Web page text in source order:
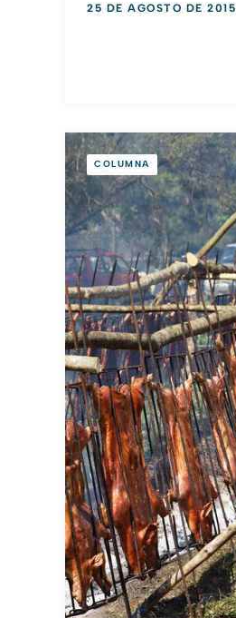
25 DE AGOSTO DE 2015
COLUMNA